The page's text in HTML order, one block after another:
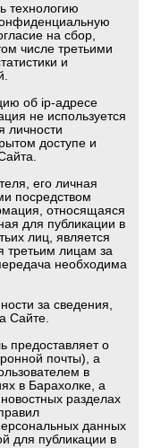
технологию
на сбор,
числе третьими
и
об ip-адресе
не используется
личности
доступе и
его личная
посредством
относящаяся
для публикации в
лиц, является
третьим лицам за
необходима
за сведения,
Сайте.
предоставляет о
почты), а
в
в Барахолке, а
разделах
данных
для публикации в